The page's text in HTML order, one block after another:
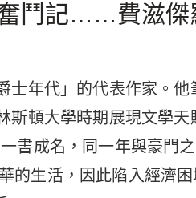
鬥記……費滋傑
士年代」的代表作家。他
斯頓大學時期展現文學天
書成名，同一年與豪門
的生活，因此陷入經濟